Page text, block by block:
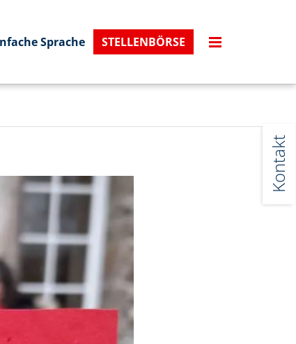
Sprache STELLENBÖRSE
Kontakt